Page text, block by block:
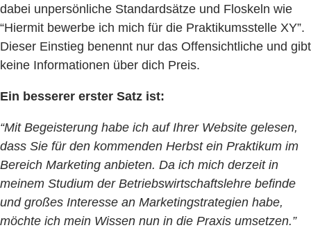
dabei unpersönliche Standardsätze und Floskeln wie
“Hiermit bewerbe ich mich für die Praktikumsstelle XY”.
Dieser Einstieg benennt nur das Offensichtliche und gibt
keine Informationen über dich Preis.
Ein besserer erster Satz ist:
“Mit Begeisterung habe ich auf Ihrer Website gelesen,
dass Sie für den kommenden Herbst ein Praktikum im
Bereich Marketing anbieten. Da ich mich derzeit in
meinem Studium der Betriebswirtschaftslehre befinde
und großes Interesse an Marketingstrategien habe,
möchte ich mein Wissen nun in die Praxis umsetzen.”